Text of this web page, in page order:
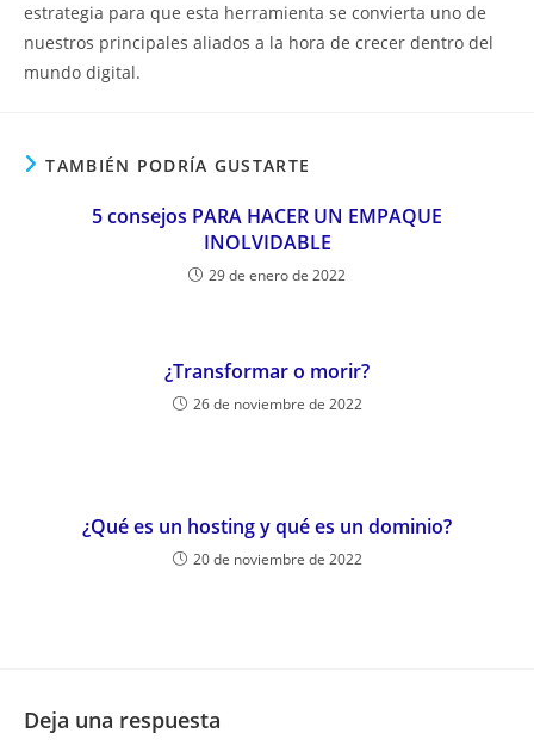
estrategia para que esta herramienta se convierta uno de
nuestros principales aliados a la hora de crecer dentro del
mundo digital.
TAMBIÉN PODRÍA GUSTARTE
5 consejos PARA HACER UN EMPAQUE
INOLVIDABLE
29 de enero de 2022
¿Transformar o morir?
26 de noviembre de 2022
¿Qué es un hosting y qué es un dominio?
20 de noviembre de 2022
Deja una respuesta